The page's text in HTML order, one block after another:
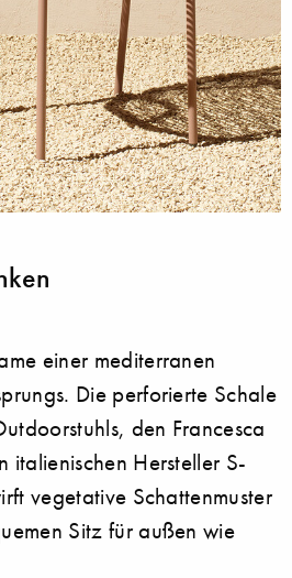
einer mediterranen
Die perforierte Schale
den Francesca
italienischen Hersteller S-
vegetative Schattenmuster
Sitz für außen wie